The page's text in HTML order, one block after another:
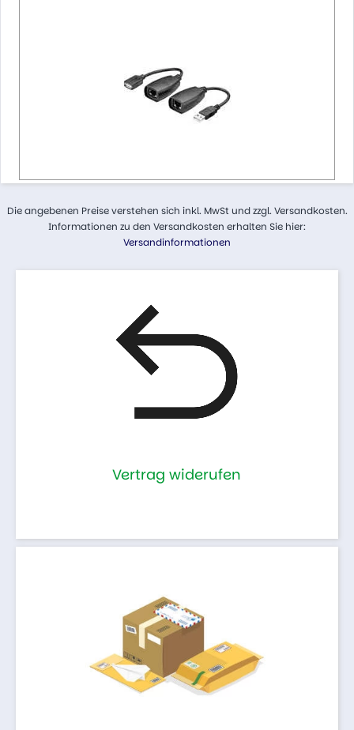
Die angebenen Preise verstehen sich inkl. MwSt und zzgl. Versandkosten.
Informationen zu den Versandkosten erhalten Sie hier:
Versandinformationen
Vertrag widerufen